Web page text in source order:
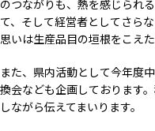
のつながりも、熱を感じられ
て、そして経営者としてさら
思いは生産品目の垣根をこえ
また、県内活動として今年度
換会なども企画しております
しながら伝えてまいります。